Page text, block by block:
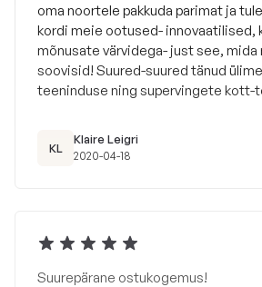
oma noortele pakkuda parimat ja
kordi meie ootused- innovaatilised,
mõnusate värvidega- just see, mida
soovisid! Suured-suured tänud
teeninduse ning supervingete kott-
KL
Klaire Leigri
2020-04-18
Suurepärane ostukogemus!